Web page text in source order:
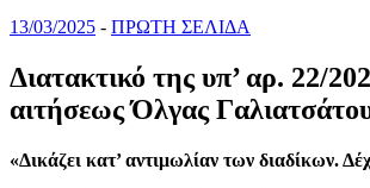
13/03/2025 - ΠΡΩΤΗ ΣΕΛΙΔΑ
Διατακτικό της υπ’ αρ. 22/
αιτήσεως Όλγας
«Δικάζει κατ’ αντιμωλίαν των διαδίκων.